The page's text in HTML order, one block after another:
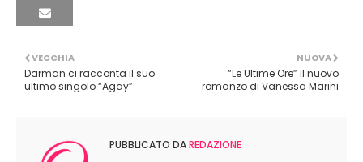
NUOVA
“Le Ultime Ore” il nuovo
romanzo di Vanessa Marini
VECCHIA
Darman ci racconta il suo
ultimo singolo “Agay”
PUBBLICATO DAREDAZIONE